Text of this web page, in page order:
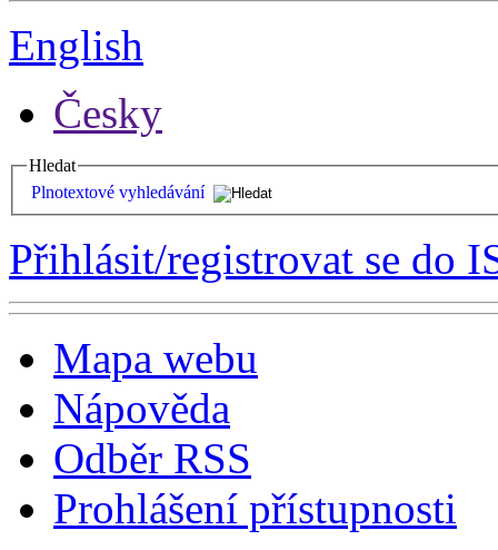
English
Česky
Hledat
Plnotextové vyhledávání
Přihlásit/registrovat se do
Mapa webu
Nápověda
Odběr RSS
Prohlášení přístupnosti